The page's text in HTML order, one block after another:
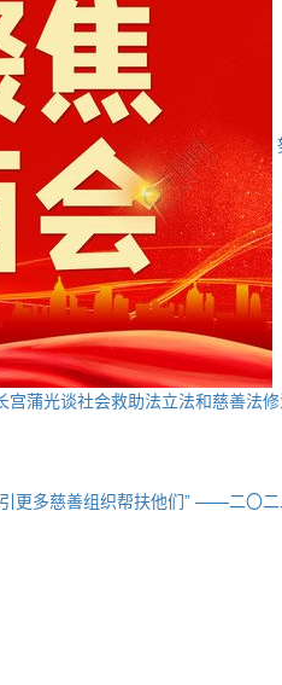
宫蒲光谈社会救助法立法和慈善法
引更多慈善组织帮扶他们” ——二〇